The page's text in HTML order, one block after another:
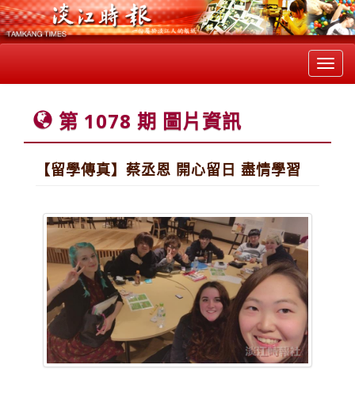
第 1078 期 圖片資訊
【留學傳真】蔡丞恩 開心留日 盡情學習